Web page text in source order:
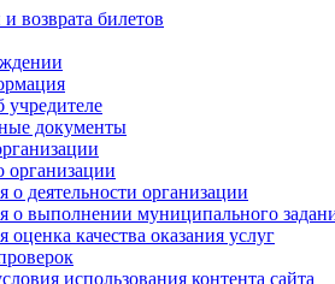
возврата билетов
учредителе
документы
организации
деятельности организации
о выполнении муниципального
оценка качества оказания услуг
использования контента сайта